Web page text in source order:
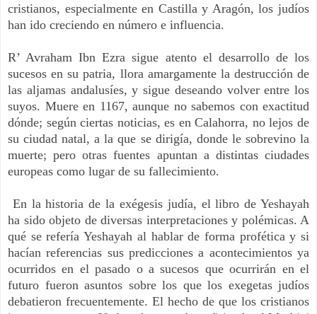
cristianos, especialmente en Castilla y Aragón, los judíos
han ido creciendo en número e influencia.
R’ Avraham Ibn Ezra sigue atento el desarrollo de los
sucesos en su patria, llora amargamente la destrucción de
las aljamas andalusíes, y sigue deseando volver entre los
suyos. Muere en 1167, aunque no sabemos con exactitud
dónde; según ciertas noticias, es en Calahorra, no lejos de
su ciudad natal, a la que se dirigía, donde le sobrevino la
muerte; pero otras fuentes apuntan a distintas ciudades
europeas como lugar de su fallecimiento.
En la historia de la exégesis judía, el libro de Yeshayah
ha sido objeto de diversas interpretaciones y polémicas. A
qué se refería Yeshayah al hablar de forma profética y si
hacían referencias sus predicciones a acontecimientos ya
ocurridos en el pasado o a sucesos que ocurrirán en el
futuro fueron asuntos sobre los que los exegetas judíos
debatieron frecuentemente. El hecho de que los cristianos